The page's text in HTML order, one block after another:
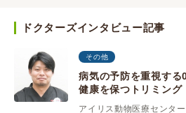
ドクターズインタビュー記事
その他
病気の予防を重視す
健康を保つトリミング
アイリス動物医療センター